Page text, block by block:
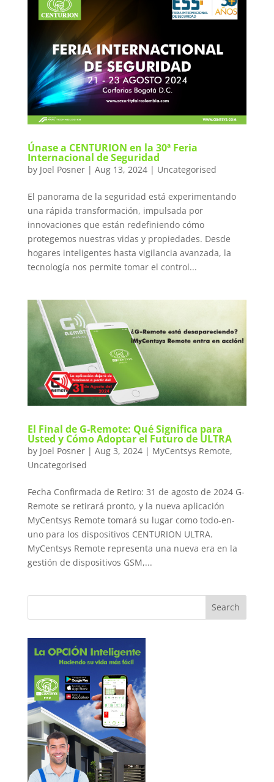
Únase a CENTURION en la 30ª Feria
Internacional de Seguridad
by Joel Posner| Aug 13, 2024| Uncategorised
El panorama de la seguridad está experimentando
una rápida transformación, impulsada por
innovaciones que están redefiniendo cómo
protegemos nuestras vidas y propiedades. Desde
hogares inteligentes hasta vigilancia avanzada, la
tecnología nos permite tomar el control...
El Final de G-Remote: Qué Significa para
Usted y Cómo Adoptar el Futuro de ULTRA
by Joel Posner| Aug 3, 2024| MyCentsys Remote,
Uncategorised
Fecha Confirmada de Retiro: 31 de agosto de 2024 G-
Remote se retirará pronto, y la nueva aplicación
MyCentsys Remote tomará su lugar como todo-en-
uno para los dispositivos CENTURION ULTRA.
MyCentsys Remote representa una nueva era en la
gestión de dispositivos GSM,...